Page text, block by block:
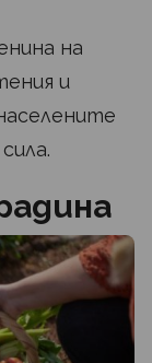
на
и